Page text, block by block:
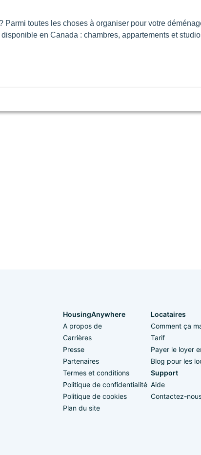
toutes les choses à organiser pour votre
en Canada : chambres, appartements et
HousingAnywhere
A propos de
Carrières
Presse
Partenaires
Termes et conditions
Politique de confidentialité
Politique de cookies
Plan du site
Locataires
Comment ça
Tarif
Payer le loyer
Blog pour les
Support
Aide
Contactez-